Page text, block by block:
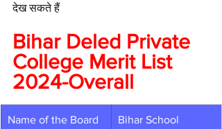
देख सकते हैं
Bihar Deled Private
College Merit List
2024-Overall
Name of the Board
Bihar School